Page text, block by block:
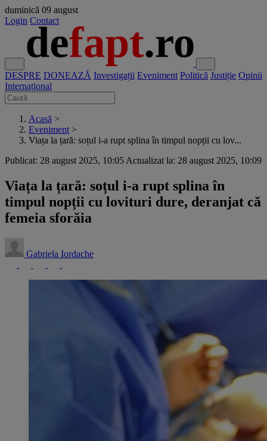
duminică 09 august
Login Contact
DESPRE DONEAZĂ Investigații Eveniment Politică Justiție Opinii
Internațional
Acasă >
Eveniment >
Viața la țară: soțul i-a rupt splina în timpul nopții cu lov...
Publicat: 28 august 2025, 10:05 Actualizat la: 28 august 2025, 10:09
Viața la țară: soțul i-a rupt splina în
timpul nopții cu lovituri dure, deranjat că
femeia sforăia
Gabriela Iordache